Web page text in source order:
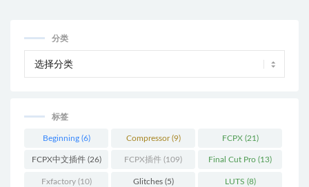
分类
标签
Beginning(6) Compressor(9) FCPX(21)
FCPX中文插件(26) FCPX插件 (109) Final Cut Pro (13)
Fxfactory(10) Glitches(5) LUTS (8)